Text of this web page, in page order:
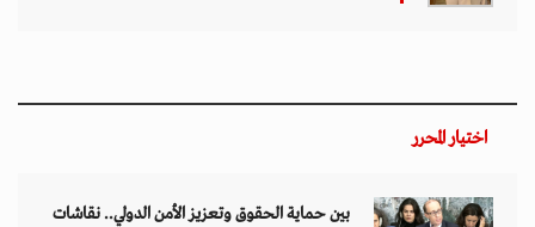
اختيار المحرر
بين حماية الحقوق وتعزيز الأمن الدولي.. نقاشات